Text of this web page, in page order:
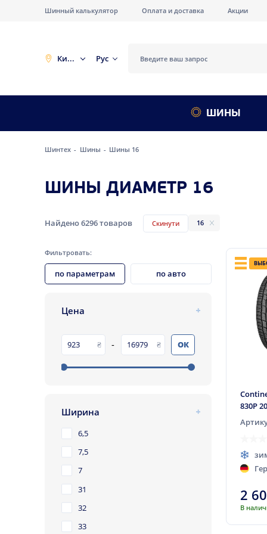
Шинный калькулятор Оплата и доставка Акции
Киев Рус
ШИНЫ
Шинтех Шины Шины 16
ШИНЫ ДИАМЕТР 16
Найдено6296товаров Скинути 16
Фильтровать:
по параметрам по авто
Цена
- ОК
Ширина
6,5
7,5
7
31
32
33
830P
2
В